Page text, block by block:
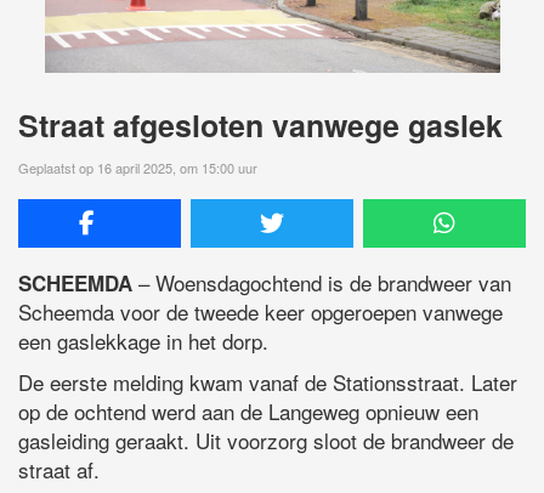
Straat afgesloten vanwege gaslek
Geplaatst op 16 april 2025, om 15:00 uur
SCHEEMDA – Woensdagochtend is de brandweer van
Scheemda voor de tweede keer opgeroepen vanwege
een gaslekkage in het dorp.
De eerste melding kwam vanaf de Stationsstraat. Later
op de ochtend werd aan de Langeweg opnieuw een
gasleiding geraakt. Uit voorzorg sloot de brandweer de
straat af.